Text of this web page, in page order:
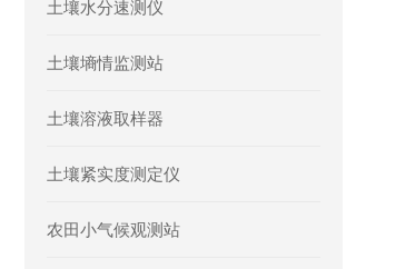
土壤水分速测仪
土壤墒情监测站
土壤溶液取样器
土壤紧实度测定仪
农田小气候观测站